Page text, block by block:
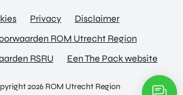
Privacy
Disclaimer
ROM Utrecht Region
RSRU
Een The Pack website
2026 ROM Utrecht Region